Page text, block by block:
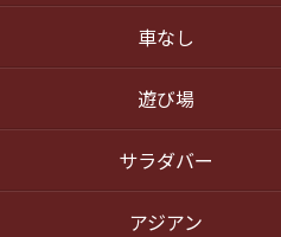
車なし
遊び場
サラダバー
アジアン